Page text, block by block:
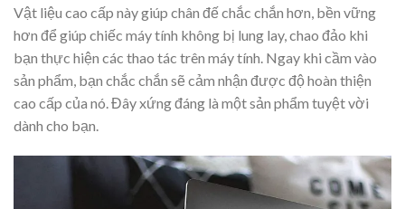
Vật liệu cao cấp này giúp chân đế chắc chắn hơn, bền vững
hơn để giúp chiếc máy tính không bị lung lay, chao đảo khi
bạn thực hiện các thao tác trên máy tính. Ngay khi cầm vào
sản phẩm, bạn chắc chắn sẽ cảm nhận được độ hoàn thiện
cao cấp của nó. Đây xứng đáng là một sản phẩm tuyệt vời
dành cho bạn.